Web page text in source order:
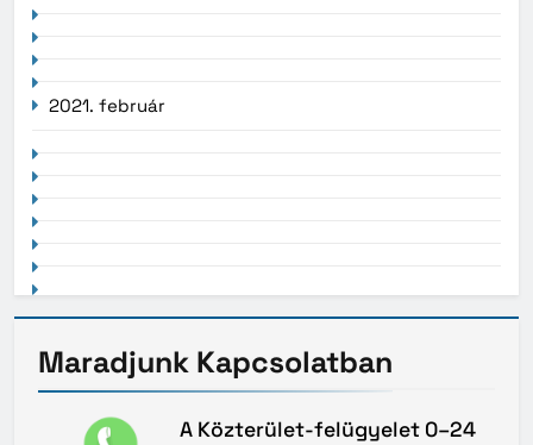
2021. február
Maradjunk Kapcsolatban
A Közterület-felügyelet 0–24